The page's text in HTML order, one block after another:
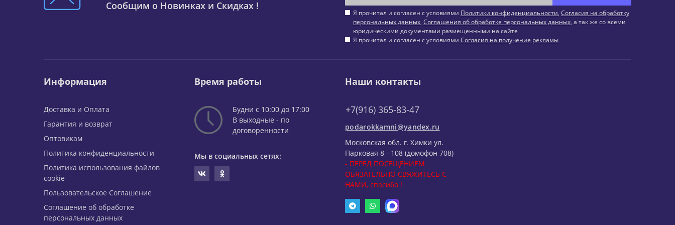
Сообщим о Новинках и Скидках !
Я прочитал и согласен с условиями Политики конфиденциальности, Согласия на обработку
персональных данных, Соглашения об обработке персональных данных, а так же со всеми
юридическими документами размещенными на сайте
Я прочитал и согласен с условиями Согласия на получение рекламы
Информация
Доставка и Оплата
Гарантия и возврат
Оптовикам
Политика конфиденциальности
Политика использования файлов
cookie
Пользовательское Соглашение
Соглашение об обработке
персональных данных
Время работы
Будни с 10:00 до 17:00
В выходные - по
договоренности
Мы в социальных сетях:
Наши контакты
+7(916) 365-83-47
podarokkamni@yandex.ru
Московская обл. г. Химки ул.
Парковая 8 - 108 (домофон 708)
- ПЕРЕД ПОСЕЩЕНИЕМ
ОБЯЗАТЕЛЬНО СВЯЖИТЕСЬ С
НАМИ, спасибо !